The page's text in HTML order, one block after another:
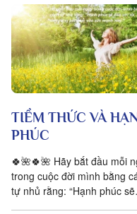
TIỀM THỨC VÀ
PHÚC
🍀🌺🍀🌺 Hãy bắt đầu mỗi
trong cuộc đời mình bằng
tự nhủ rằng: “Hạnh phúc sẽ